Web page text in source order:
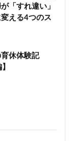
「すれ違い」
える4つのス
休体験記